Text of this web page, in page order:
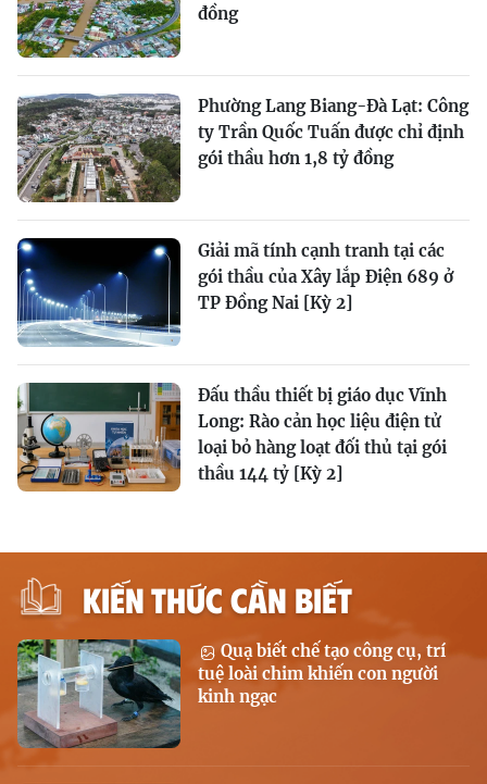
đồng
Phường Lang Biang-Đà Lạt: Công
ty Trần Quốc Tuấn được chỉ định
gói thầu hơn 1,8 tỷ đồng
Giải mã tính cạnh tranh tại các
gói thầu của Xây lắp Điện 689 ở
TP Đồng Nai [Kỳ 2]
Đấu thầu thiết bị giáo dục Vĩnh
Long: Rào cản học liệu điện tử
loại bỏ hàng loạt đối thủ tại gói
thầu 144 tỷ [Kỳ 2]
KIẾN THỨC CẦN BIẾT
Quạ biết chế tạo công cụ, trí
tuệ loài chim khiến con người
kinh ngạc